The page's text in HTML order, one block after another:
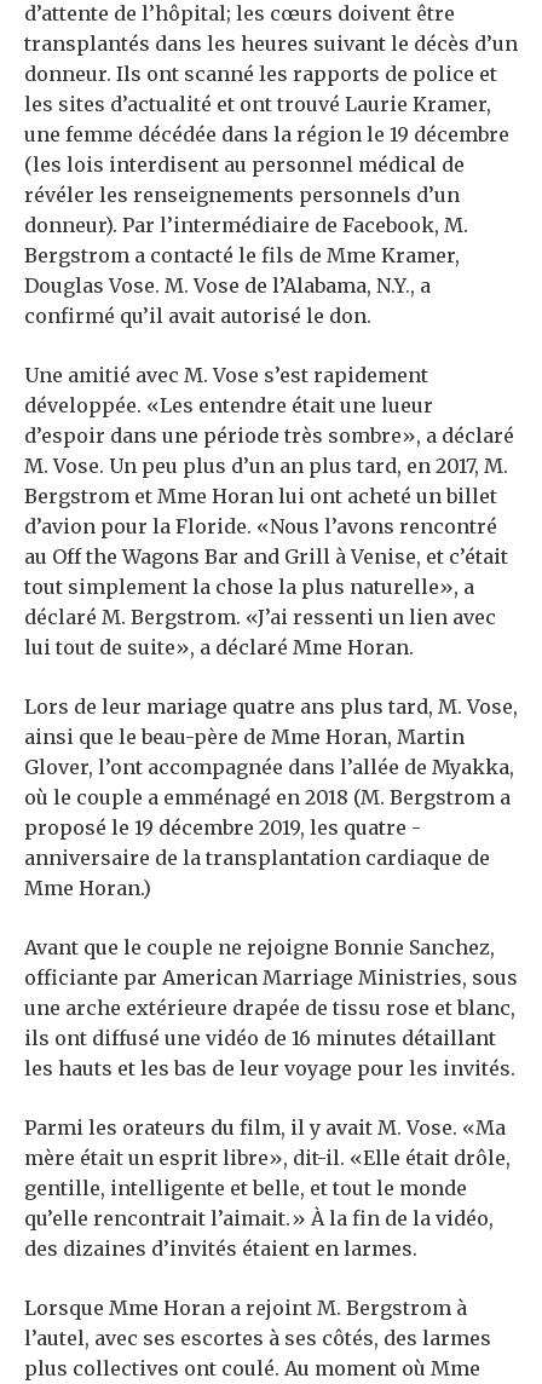
d’attente de l’hôpital; les cœurs doivent être
transplantés dans les heures suivant le décès d’un
donneur. Ils ont scanné les rapports de police et
les sites d’actualité et ont trouvé Laurie Kramer,
une femme décédée dans la région le 19 décembre
(les lois interdisent au personnel médical de
révéler les renseignements personnels d’un
donneur). Par l’intermédiaire de Facebook, M.
Bergstrom a contacté le fils de Mme Kramer,
Douglas Vose. M. Vose de l’Alabama, N.Y., a
confirmé qu’il avait autorisé le don.
Une amitié avec M. Vose s’est rapidement
développée. «Les entendre était une lueur
d’espoir dans une période très sombre», a déclaré
M. Vose. Un peu plus d’un an plus tard, en 2017, M.
Bergstrom et Mme Horan lui ont acheté un billet
d’avion pour la Floride. «Nous l’avons rencontré
au Off the Wagons Bar and Grill à Venise, et c’était
tout simplement la chose la plus naturelle», a
déclaré M. Bergstrom. «J’ai ressenti un lien avec
lui tout de suite», a déclaré Mme Horan.
Lors de leur mariage quatre ans plus tard, M. Vose,
ainsi que le beau-père de Mme Horan, Martin
Glover, l’ont accompagnée dans l’allée de Myakka,
où le couple a emménagé en 2018 (M. Bergstrom a
proposé le 19 décembre 2019, les quatre -
anniversaire de la transplantation cardiaque de
Mme Horan.)
Avant que le couple ne rejoigne Bonnie Sanchez,
officiante par American Marriage Ministries, sous
une arche extérieure drapée de tissu rose et blanc,
ils ont diffusé une vidéo de 16 minutes détaillant
les hauts et les bas de leur voyage pour les invités.
Parmi les orateurs du film, il y avait M. Vose. «Ma
mère était un esprit libre», dit-il. «Elle était drôle,
gentille, intelligente et belle, et tout le monde
qu’elle rencontrait l’aimait.» À la fin de la vidéo,
des dizaines d’invités étaient en larmes.
Lorsque Mme Horan a rejoint M. Bergstrom à
l’autel, avec ses escortes à ses côtés, des larmes
plus collectives ont coulé. Au moment où Mme